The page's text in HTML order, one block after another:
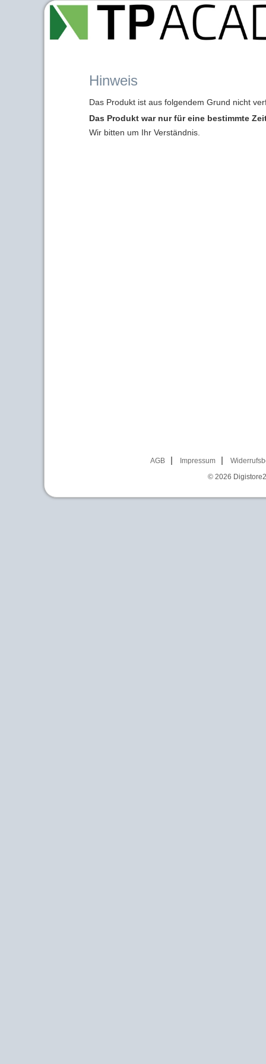
Hinweis
Das Produkt ist aus folgendem Grund nicht
Das Produkt war nur für eine bestimmte
Wir bitten um Ihr Verständnis.
AGB Impressum
© 2026